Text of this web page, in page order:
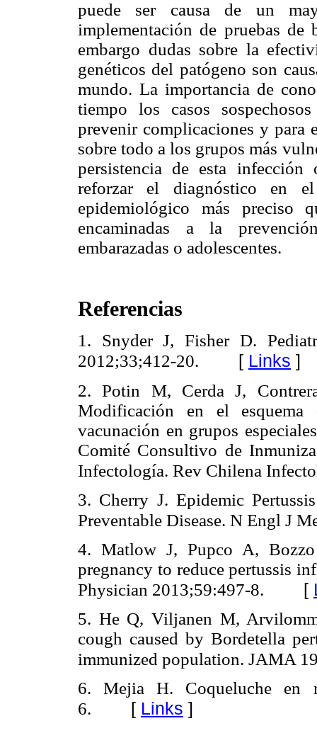
puede ser causa de un
implementación de pruebas
embargo dudas sobre la
genéticos del patógeno son
mundo. La importancia de
tiempo los casos
prevenir complicaciones y para
sobre todo a los grupos más
persistencia de esta
reforzar el diagnóstico en
epidemiológico más preciso
encaminadas a la
embarazadas o adolescentes.
Referencias
1. Snyder J, Fisher D.
2012;33;412-20. [ Links ]
2. Potin M, Cerda J,
Modificación en el esquema
vacunación en grupos
Comité Consultivo de
Infectología. Rev Chilena
3. Cherry J. Epidemic
Preventable Disease. N Engl J
4. Matlow J, Pupco A,
pregnancy to reduce pertussis
Physician 2013;59:497-8. [
5. He Q, Viljanen M,
cough caused by Bordetella
immunized population. JAMA
6. Mejia H. Coqueluche en
6. [ Links ]